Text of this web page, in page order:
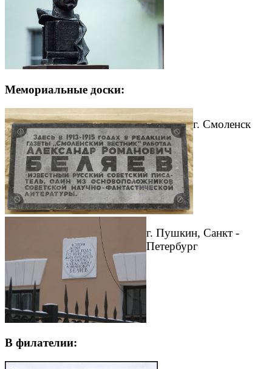
Мемориальные доски:
г. Смоленск
г. Пушкин, Санкт -
Петербург
В филателии: